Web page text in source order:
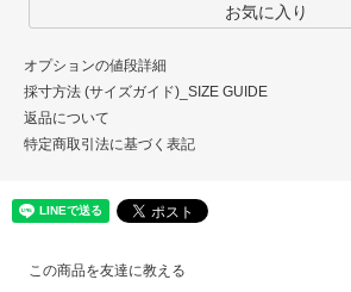
お気に入り
オプションの値段詳細
採寸方法 (サイズガイド)_SIZE GUIDE
返品について
特定商取引法に基づく表記
この商品を友達に教える